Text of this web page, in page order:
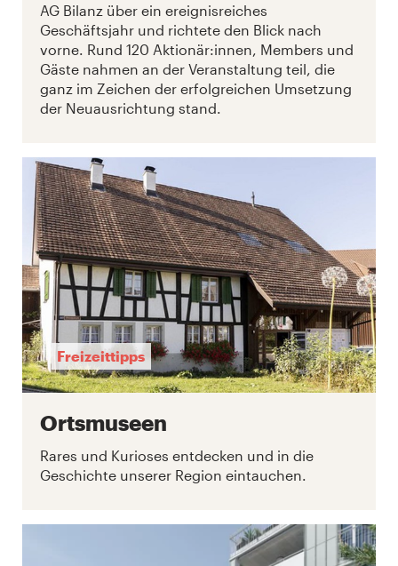
AG Bilanz über ein ereignisreiches
Geschäftsjahr und richtete den Blick nach
vorne. Rund 120 Aktionär:innen, Members und
Gäste nahmen an der Veranstaltung teil, die
ganz im Zeichen der erfolgreichen Umsetzung
der Neuausrichtung stand.
Freizeittipps
Ortsmuseen
Rares und Kurioses entdecken und in die
Geschichte unserer Region eintauchen.